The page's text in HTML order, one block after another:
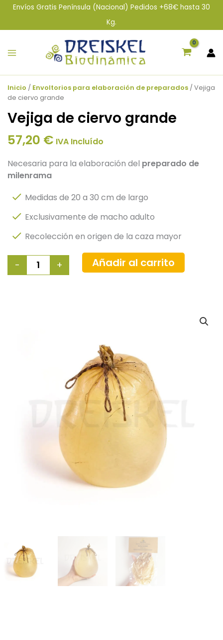
Envíos Gratis Península (Nacional) Pedidos +68€ hasta 30
Kg.
Inicio / Envoltorios para elaboración de preparados / Vejiga
de ciervo grande
Vejiga de ciervo grande
57,20 € IVA Incluído
Necesaria para la elaboración del preparado de
milenrama
Medidas de 20 a 30 cm de largo
Exclusivamente de macho adulto
Recolección en origen de la caza mayor
-
Vejiga
de
+ Añadir al carrito